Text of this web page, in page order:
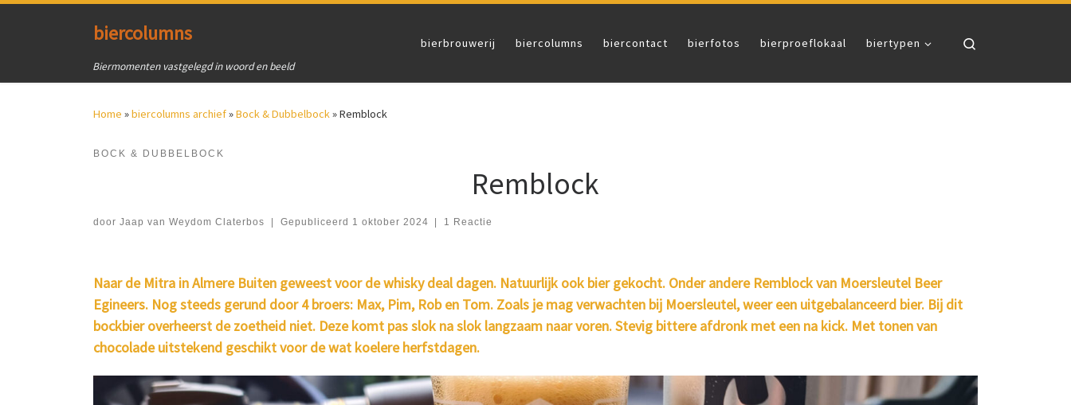
biercolumns
Biermomenten vastgelegd in woord en beeld
bierbrouwerij biercolumns biercontact bierfotos bierproeflokaal biertypen
Home »biercolumns archief»Bock & Dubbelbock»Remblock
BOCK & DUBBELBOCK
Remblock
door Jaap van Weydom Claterbos Gepubliceerd 1 oktober 2024 1 Reactie
Naar de Mitra in Almere Buiten geweest voor de whisky deal dagen. Natuurlijk ook bier gekocht. Onder andere Remblock van Moersleutel Beer
Egineers. Nog steeds gerund door 4 broers: Max, Pim, Rob en Tom. Zoals je mag verwachten bij Moersleutel, weer een uitgebalanceerd bier. Bij dit
bockbier overheerst de zoetheid niet. Deze komt pas slok na slok langzaam naar voren. Stevig bittere afdronk met een na kick. Met tonen van
chocolade uitstekend geschikt voor de wat koelere herfstdagen.